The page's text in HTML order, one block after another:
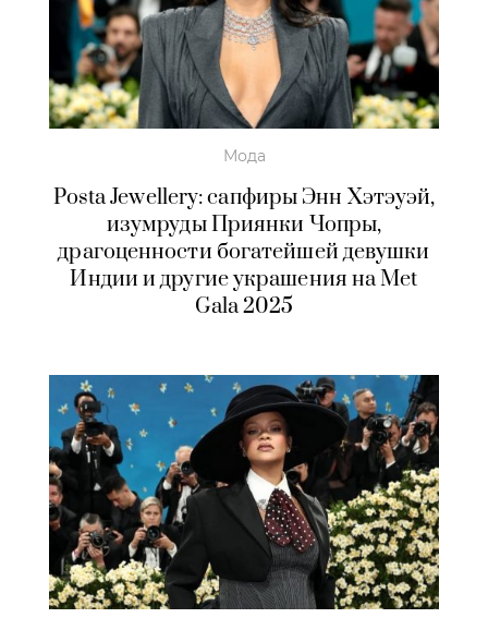
Мода
Posta Jewellery: сапфиры Энн Хэтэуэй,
изумруды Приянки Чопры,
драгоценности богатейшей девушки
Индии и другие украшения на Met
Gala 2025